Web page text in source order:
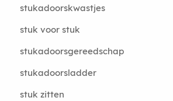
stukadoorskwastjes
stuk voor stuk
stukadoorsgereedschap
stukadoorsladder
stuk zitten